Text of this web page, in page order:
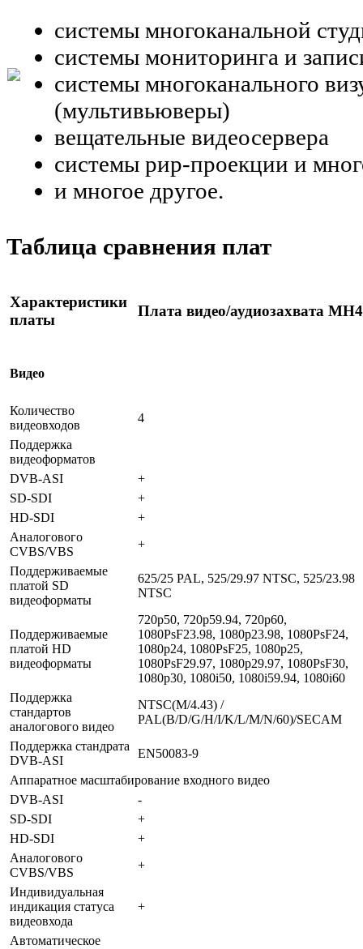
системы многоканальной
системы мониторинга и
системы многоканального
(мультивьюверы)
вещательные видеосервера
системы рир-проекции и
и многое другое.
Таблица сравнения плат
Характеристики
платы
Плата видео/аудиозахвата MH4
Видео
Количество
видеовходов
4
Поддержка
видеоформатов
DVB-ASI
+
SD-SDI
+
HD-SDI
+
Аналогового
CVBS/VBS
+
Поддерживаемые
платой SD
видеоформаты
625/25 PAL, 525/29.97 NTSC, 525/23.98
NTSC
Поддерживаемые
платой HD
видеоформаты
720p50, 720p59.94, 720p60,
1080PsF23.98, 1080p23.98, 1080PsF24,
1080p24, 1080PsF25, 1080p25,
1080PsF29.97, 1080p29.97, 1080PsF30,
1080p30, 1080i50, 1080i59.94, 1080i60
Поддержка
стандартов
аналогового видео
NTSC(M/4.43) /
PAL(B/D/G/H/I/K/L/M/N/60)/SECAM
Поддержка стандрата
DVB-ASI
EN50083-9
Аппаратное масштабирование входного видео
DVB-ASI
-
SD-SDI
+
HD-SDI
+
Аналогового
CVBS/VBS
+
Индивидуальная
индикация статуса
видеовхода
+
Автоматическое